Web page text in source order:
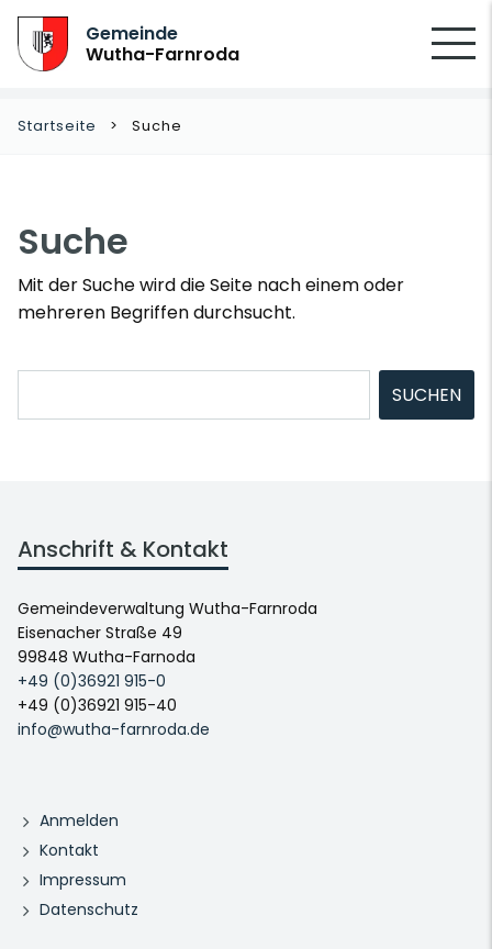
Gemeinde
Wutha-Farnroda
Startseite Suche
Suche
Mit der Suche wird die Seite nach einem oder
mehreren Begriffen durchsucht.
SUCHEN
Anschrift & Kontakt
Gemeindeverwaltung Wutha-Farnroda
Eisenacher Straße 49
99848 Wutha-Farnoda
+49 (0)36921 915-0
+49 (0)36921 915-40
info@wutha-farnroda.de
Anmelden
Kontakt
Impressum
Datenschutz